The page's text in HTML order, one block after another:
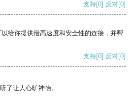
支持[0] 反对[0]
给你提供最高速度和安全性的连接，并帮
支持[0] 反对[0]
了让人心旷神怡。